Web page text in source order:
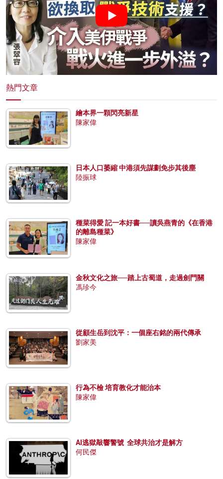
熱門文章
繪本界一顆閃亮新星
陳家偉
日本人口萎縮 中港須先謀劃免步其後塵
陸振球
種菜得愛 記一本好書──讀吳燕青的《在香港
的離島種菜》
陳家偉
金秋文化之旅──踏上古蜀道，走過劍門關
馮珍今
從顧生岳到沈平：一個座右銘的兩代傳承
劉家美
行為不檢 培育教化才能治本
陳家偉
AI逃獄敲響警號 全球共治才是解方
何民傑